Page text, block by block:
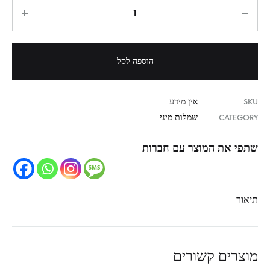
הוספה לסל
SKU
אין מידע
CATEGORY
שמלות מיני
שתפי את המוצר עם חברות
תיאור
מוצרים קשורים